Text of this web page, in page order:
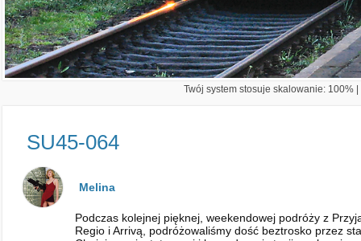
Twój system stosuje skalowanie: 100%
SU45-064
Melina
Podczas kolejnej pięknej, weekendowej podróży z
Regio i Arrivą, podróżowaliśmy dość beztrosko przez